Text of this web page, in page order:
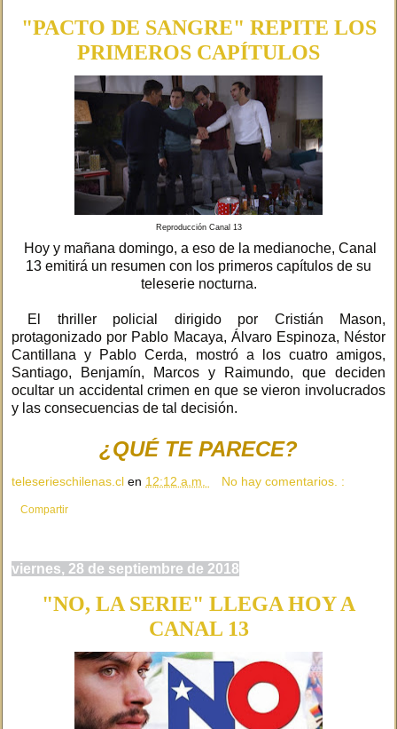
"PACTO DE SANGRE" REPITE LOS
PRIMEROS CAPÍTULOS
Reproducción Canal 13
Hoy y mañana domingo, a eso de la medianoche, Canal
13 emitirá un resumen con los primeros capítulos de su
teleserie nocturna.
El thriller policial dirigido por Cristián Mason,
protagonizado por Pablo Macaya, Álvaro Espinoza, Néstor
Cantillana y Pablo Cerda, mostró a los cuatro amigos,
Santiago, Benjamín, Marcos y Raimundo, que deciden
ocultar un accidental crimen en que se vieron involucrados
y las consecuencias de tal decisión.
¿QUÉ TE PARECE?
teleserieschilenas.cl en 12:12 a.m. No hay comentarios. :
Compartir
viernes, 28 de septiembre de 2018
"NO, LA SERIE" LLEGA HOY A
CANAL 13